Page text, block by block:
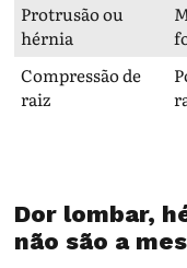
Protrusão ou
hérnia
Compressão de
raiz
Dor lombar,
não são a